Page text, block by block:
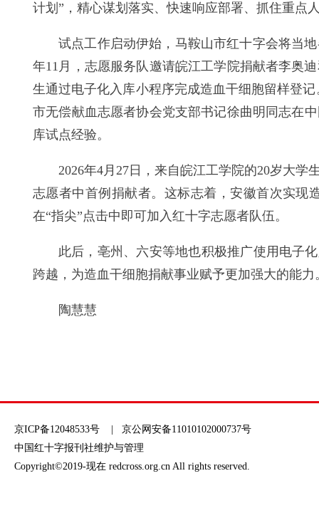
计划”，精心谋划落实、快速响应部署、抓住重点
试点工作启动伊始，马鞍山市红十字会将当
年11月，志愿服务队邀请皖江工学院捐献者李奥
生通过电子化入库小程序完成造血干细胞留样登
市无偿献血志愿者协会党支部书记徐曲明同志在
库试点经验。
2026年4月27日，来自皖江工学院的20岁大
志愿者中首例捐献者。这标志着，安徽首次实现
在“指尖”点击中即可加入红十字志愿者队伍。
此后，亳州、六安等地也积极推广使用电子
跨越，为造血干细胞捐献事业赋予更加强大的能力
陶慧慧
京ICP备12048533号 | 京公网安备11010102000737号
中国红十字报刊社维护与管理
Copyright©2019-现在 redcross.org.cn All rights reserved.